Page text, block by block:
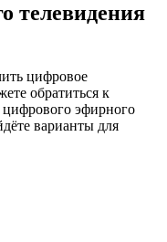
телевидения
цифровое
обратиться к
эфирного
варианты для